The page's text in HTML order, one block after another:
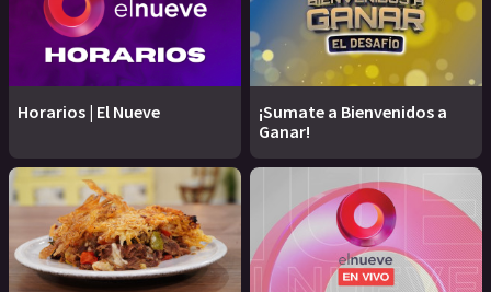
Horarios | El Nueve
¡Sumate a Bienvenidos a
Ganar!